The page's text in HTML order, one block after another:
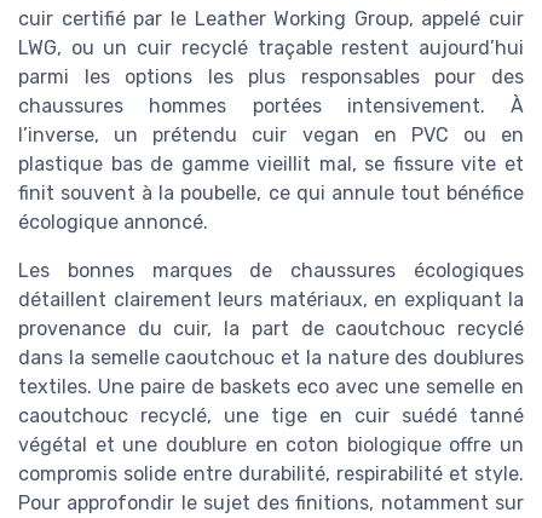
cuir certifié par le Leather Working Group, appelé cuir
LWG, ou un cuir recyclé traçable restent aujourd’hui
parmi les options les plus responsables pour des
chaussures hommes portées intensivement. À
l’inverse, un prétendu cuir vegan en PVC ou en
plastique bas de gamme vieillit mal, se fissure vite et
finit souvent à la poubelle, ce qui annule tout bénéfice
écologique annoncé.
Les bonnes marques de chaussures écologiques
détaillent clairement leurs matériaux, en expliquant la
provenance du cuir, la part de caoutchouc recyclé
dans la semelle caoutchouc et la nature des doublures
textiles. Une paire de baskets eco avec une semelle en
caoutchouc recyclé, une tige en cuir suédé tanné
végétal et une doublure en coton biologique offre un
compromis solide entre durabilité, respirabilité et style.
Pour approfondir le sujet des finitions, notamment sur